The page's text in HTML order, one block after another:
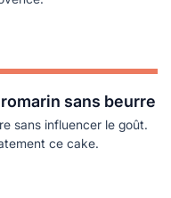
sans beurre
sans influencer le goût.
ce cake.